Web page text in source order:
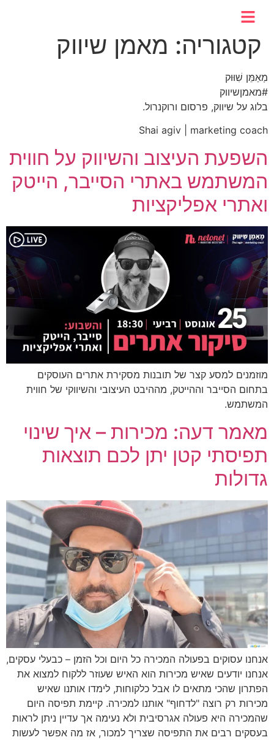
קטגוריה: מאמן שיווק
מְאַמֵּן שִׁוּוּק
#מאמןשיווק
בלוג על שיווק, פרסום ורוקנרול.
Shai agiv | marketing coach
השפעת העיצוב והשיווק על חווית
המשתמש באתרי הסייבר, הייטק
ואתרי אפליקציות
מוזמנים למסע קצר של תובנות מסקירת אתרים העוסקים
בתחום הסייבר וההייטק, מההיבט העיצובי והשיווקי של חווית
המשתמש.
מאמר דעה: מכירות – איך שינוי
תפיסתי קטן יתן לכם תוצאות
גדולות
אנחנו עסוקים בפעולה המכירה כל היום וכל הזמן – כבעלי עסקים,
אנחנו יודעים שאיש מכירות הוא האיש שעוזר ללקוח למצוא את
הפתרון שהכי מתאים לו אבל כלקוחות, לימדו אותנו שאיש
מכירות רק רוצה "לדחוף" אותנו למכירה. קיימת תפיסה היום
שהמכירה היא פעולה אגרסיבית ולא נעימה אך עדיין ניתן לראות
בעסקים רבים את התפיסה שצריך למכור, אז מה אפשר לעשות